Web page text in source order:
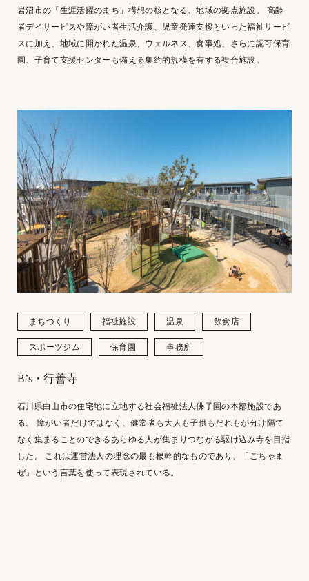
岩沼市の「生涯活躍のまち」構想の核となる、地域の拠点施設。 高齢
者デイサービスや障がい者生活介護、児童発達支援といった福祉サービ
スに加え、地域に開かれた温泉、ウェルネス、食事処、さらに認可保育
園、子育て支援センターも備える集約的規模を有する複合施設。
まちづくり 福祉施設 温泉 飲食店
スポーツジム 保育園 事務所
B’s・行善寺
石川県白山市の住宅地に立地する社会福祉法人佛子園の本部施設であ
る。 障がい者だけではなく、健常者も大人も子供もだれもが分け隔て
なく集まることのできるあらゆる人が集まりつながる駆け込み寺を目指
した。 これは運営法人の理念の最も根幹的なものであり、「ごちゃま
ぜ」という言葉を使って表現されている。